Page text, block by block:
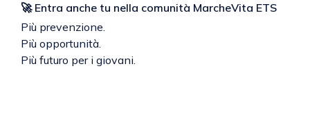
🚀 Entra anche tu nella comunità MarcheVita ETS
Più prevenzione.
Più opportunità.
Più futuro per i giovani.